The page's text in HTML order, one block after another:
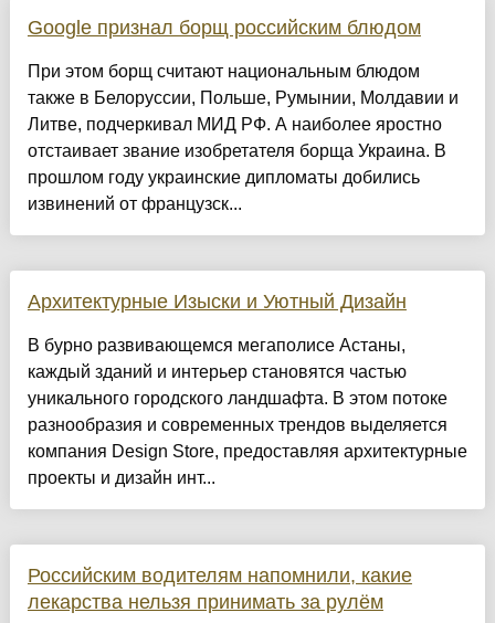
Google признал борщ российским блюдом
При этом борщ считают национальным блюдом
также в Белоруссии, Польше, Румынии, Молдавии и
Литве, подчеркивал МИД РФ. А наиболее яростно
отстаивает звание изобретателя борща Украина. В
прошлом году украинские дипломаты добились
извинений от французск...
Архитектурные Изыски и Уютный Дизайн
​В бурно развивающемся мегаполисе Астаны,
каждый зданий и интерьер становятся частью
уникального городского ландшафта. В этом потоке
разнообразия и современных трендов выделяется
компания Design Store, предоставляя архитектурные
проекты и дизайн инт...
Российским водителям напомнили, какие
лекарства нельзя принимать за рулём